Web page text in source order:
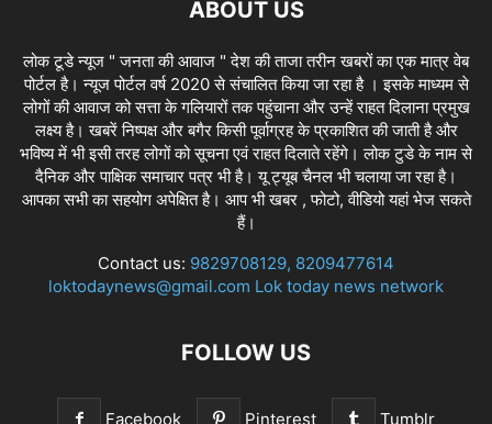
ABOUT US
लोक टूडे न्यूज " जनता की आवाज " देश की ताजा तरीन खबरों का एक मात्र वेब
पोर्टल है। न्यूज पोर्टल वर्ष 2020 से संचालित किया जा रहा है । इसके माध्यम से
लोगों की आवाज को सत्ता के गलियारों तक पहुंचाना और उन्हें राहत दिलाना प्रमुख
लक्ष्य है। खबरें निष्पक्ष और बगैर किसी पूर्वाग्रह के प्रकाशित की जाती है और
भविष्य में भी इसी तरह लोगों को सूचना एवं राहत दिलाते रहेंगे। लोक टुडे के नाम से
दैनिक और पाक्षिक समाचार पत्र भी है। यू ट्यूब चैनल भी चलाया जा रहा है।
आपका सभी का सहयोग अपेक्षित है। आप भी खबर , फोटो, वीडियो यहां भेज सकते
हैं।
Contact us: 9829708129, 8209477614
loktodaynews@gmail.com Lok today news network
FOLLOW US
Facebook Pinterest Tumblr